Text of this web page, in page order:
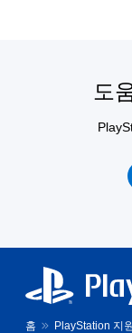
도
홈 PlayStation 지